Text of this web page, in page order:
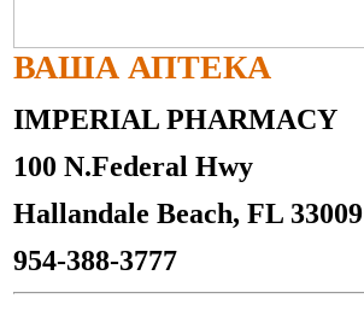
ВАША АПТЕКА
IMPERIAL PHARMACY
100 N.Federal Hwy
Hallandale Beach, FL 33009
954-388-3777